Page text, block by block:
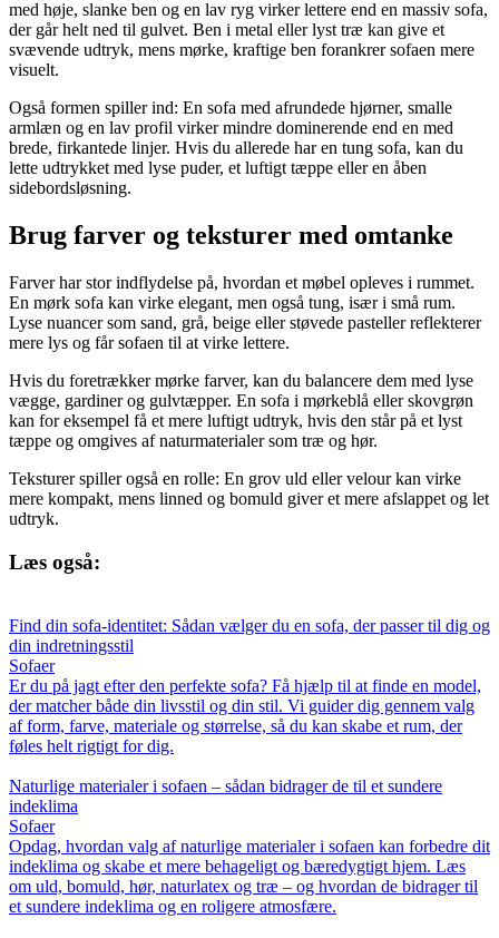
med høje, slanke ben og en lav ryg virker lettere end en massiv sofa,
der går helt ned til gulvet. Ben i metal eller lyst træ kan give et
svævende udtryk, mens mørke, kraftige ben forankrer sofaen mere
visuelt.
Også formen spiller ind: En sofa med afrundede hjørner, smalle
armlæn og en lav profil virker mindre dominerende end en med
brede, firkantede linjer. Hvis du allerede har en tung sofa, kan du
lette udtrykket med lyse puder, et luftigt tæppe eller en åben
sidebordsløsning.
Brug farver og teksturer med omtanke
Farver har stor indflydelse på, hvordan et møbel opleves i rummet.
En mørk sofa kan virke elegant, men også tung, især i små rum.
Lyse nuancer som sand, grå, beige eller støvede pasteller reflekterer
mere lys og får sofaen til at virke lettere.
Hvis du foretrækker mørke farver, kan du balancere dem med lyse
vægge, gardiner og gulvtæpper. En sofa i mørkeblå eller skovgrøn
kan for eksempel få et mere luftigt udtryk, hvis den står på et lyst
tæppe og omgives af naturmaterialer som træ og hør.
Teksturer spiller også en rolle: En grov uld eller velour kan virke
mere kompakt, mens linned og bomuld giver et mere afslappet og let
udtryk.
Læs også:
Find din sofa-identitet: Sådan vælger du en sofa, der passer til dig og
din indretningsstil
Sofaer
Er du på jagt efter den perfekte sofa? Få hjælp til at finde en model,
der matcher både din livsstil og din stil. Vi guider dig gennem valg
af form, farve, materiale og størrelse, så du kan skabe et rum, der
føles helt rigtigt for dig.
Naturlige materialer i sofaen – sådan bidrager de til et sundere
indeklima
Sofaer
Opdag, hvordan valg af naturlige materialer i sofaen kan forbedre dit
indeklima og skabe et mere behageligt og bæredygtigt hjem. Læs
om uld, bomuld, hør, naturlatex og træ – og hvordan de bidrager til
et sundere indeklima og en roligere atmosfære.